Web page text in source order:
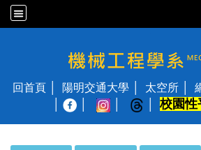
國立陽明交通大學 機
回首頁 陽明交通大學 太空所
校園性